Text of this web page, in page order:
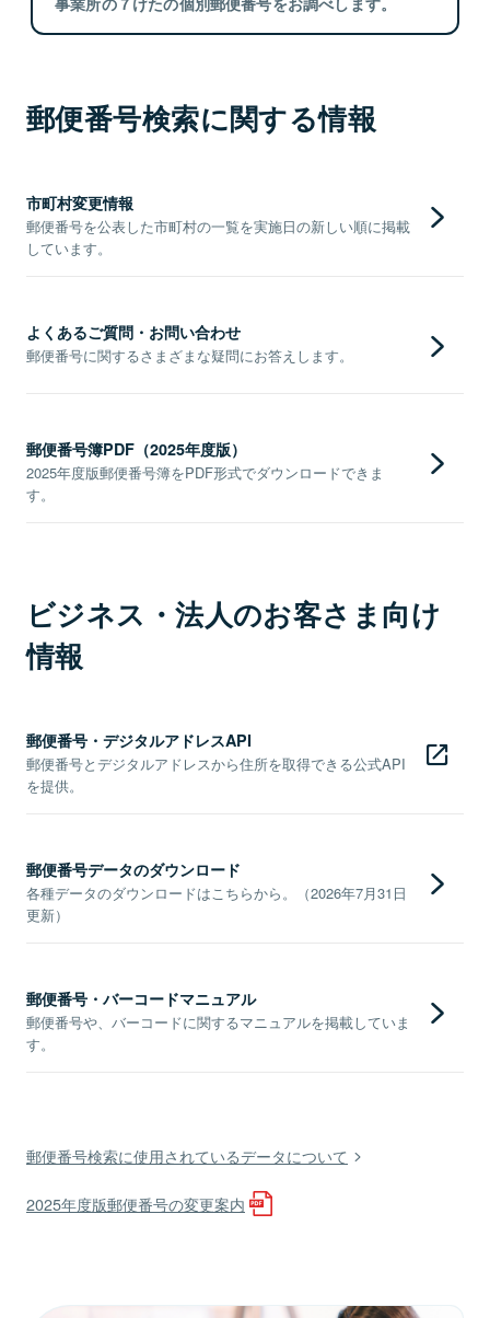
郵便番号検索に関する情報
市町村変更情報
郵便番号を公表した市町村の一覧を実施日の新しい順に掲載
しています。
よくあるご質問・お問い合わせ
郵便番号に関するさまざまな疑問にお答えします。
郵便番号簿PDF（2025年度版）
2025年度版郵便番号簿をPDF形式でダウンロードできま
す。
ビジネス・法人のお客さま向け
情報
郵便番号・デジタルアドレスAPI
郵便番号とデジタルアドレスから住所を取得できる公式API
を提供。
郵便番号データのダウンロード
各種データのダウンロードはこちらから。（2026年7月31日
更新）
郵便番号・バーコードマニュアル
郵便番号や、バーコードに関するマニュアルを掲載していま
す。
郵便番号検索に使用されているデータについて
2025年度版郵便番号の変更案内